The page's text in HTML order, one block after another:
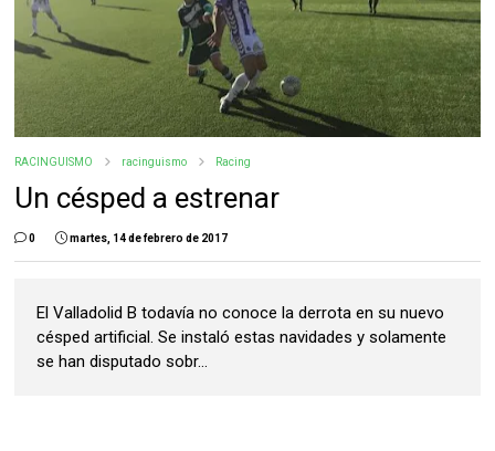
RACINGUISMO racinguismo Racing
Un césped a estrenar
0 martes, 14 de febrero de 2017
El Valladolid B todavía no conoce la derrota en su nuevo
césped artificial. Se instaló estas navidades y solamente
se han disputado sobr...